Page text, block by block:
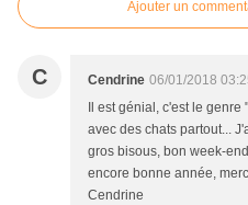
Ajouter un
C Cendrine 06/01/2018
Il est génial, c'est le
avec des chats partout...
gros bisous, bon week-
encore bonne année,
Cendrine